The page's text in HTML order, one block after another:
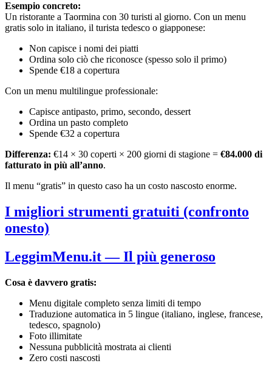
Esempio concreto:
Un ristorante a Taormina con 30 turisti al giorno. Con un menu
gratis solo in italiano, il turista tedesco o giapponese:
Non capisce i nomi dei piatti
Ordina solo ciò che riconosce (spesso solo il primo)
Spende €18 a copertura
Con un menu multilingue professionale:
Capisce antipasto, primo, secondo, dessert
Ordina un pasto completo
Spende €32 a copertura
Differenza: €14 × 30 coperti × 200 giorni di stagione = €84.000 di
fatturato in più all’anno.
Il menu “gratis” in questo caso ha un costo nascosto enorme.
I migliori strumenti gratuiti (confronto
onesto)
LeggimMenu.it — Il più generoso
Cosa è davvero gratis:
Menu digitale completo senza limiti di tempo
Traduzione automatica in 5 lingue (italiano, inglese, francese,
tedesco, spagnolo)
Foto illimitate
Nessuna pubblicità mostrata ai clienti
Zero costi nascosti